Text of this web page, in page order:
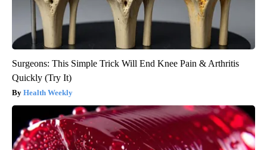
Surgeons: This Simple Trick Will End Knee Pain & Arthritis
Quickly (Try It)
Health Weekly